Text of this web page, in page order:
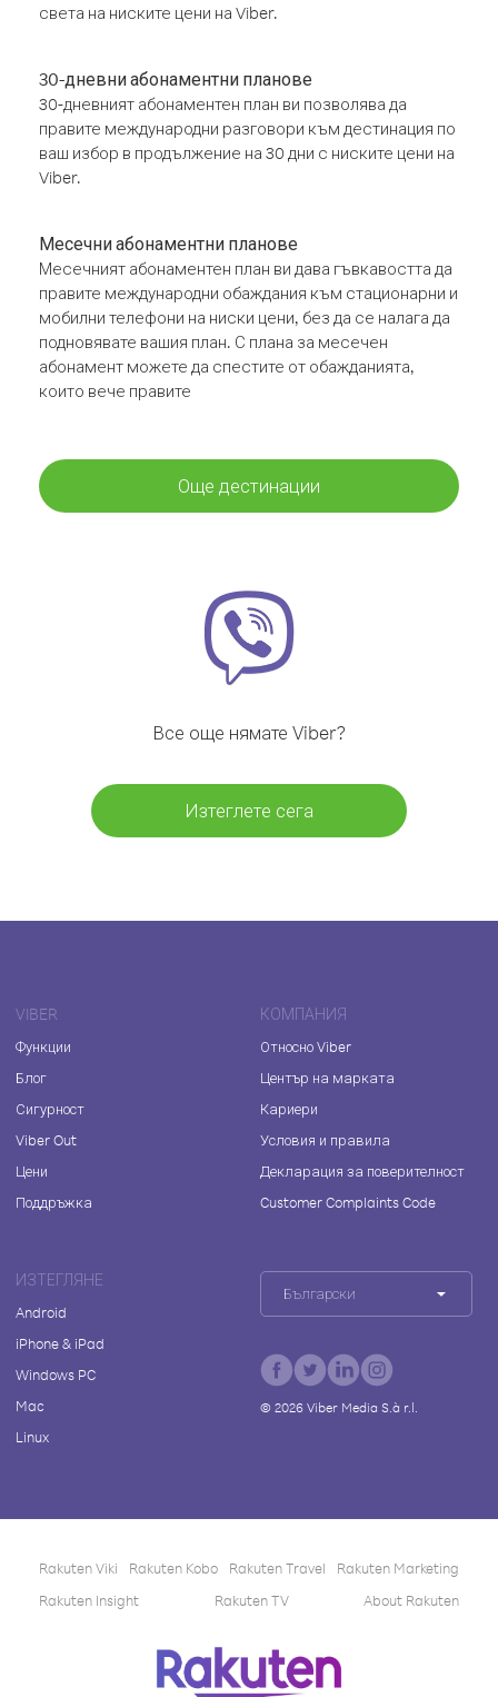
света на ниските цени на Viber.
30-дневни абонаментни планове
30-дневният абонаментен план ви позволява да
правите международни разговори към дестинация по
ваш избор в продължение на 30 дни с ниските цени на
Viber.
Месечни абонаментни планове
Месечният абонаментен план ви дава гъвкавостта да
правите международни обаждания към стационарни и
мобилни телефони на ниски цени, без да се налага да
подновявате вашия план. С плана за месечен
абонамент можете да спестите от обажданията,
които вече правите
Още дестинации
Все още нямате Viber?
Изтеглете сега
VIBER
Функции
Блог
Сигурност
Viber Out
Цени
Поддръжка
КОМПАНИЯ
Относно Viber
Център на марката
Кариери
Условия и правила
Декларация за поверителност
Customer Complaints Code
ИЗТЕГЛЯНЕ
Android
iPhone & iPad
Windows PC
Mac
Linux
Български
© 2026Viber Media S.à r.l.
Rakuten Viki Rakuten Kobo Rakuten Travel
Rakuten Marketing
Rakuten Insight
Rakuten TV About Rakuten